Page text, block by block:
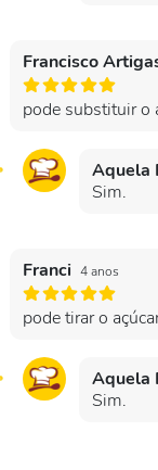
Francisco
pode substituir o
Aquela
Sim.
Franci 4 anos
pode tirar o
Aquela
Sim.